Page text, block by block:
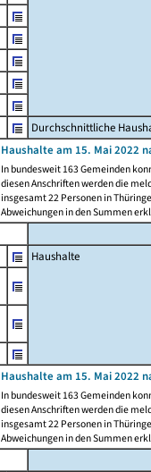
Durchschnittliche
Haushalte am 15. Mai 2022
In bundesweit 163 Gemeinden
diesen Anschriften werden die
insgesamt 22 Personen in
Abweichungen in den Summen
Haushalte
Haushalte am 15. Mai 2022
In bundesweit 163 Gemeinden
diesen Anschriften werden die
insgesamt 22 Personen in
Abweichungen in den Summen